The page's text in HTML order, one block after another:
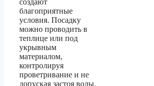
благоприятные
условия. Посадку
можно проводить в
теплице или под
укрывным
материалом,
контролируя
проветривание и не
допуская застоя воды.